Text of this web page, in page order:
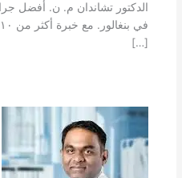
الدكتور تشاندان م. ن. أفضل
[…]